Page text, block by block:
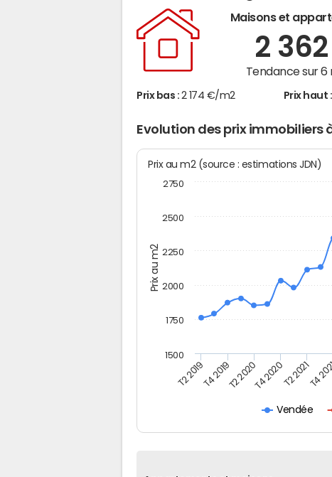
Maisons et
2 362
Tendance sur 6
Prix bas : 2 174 €/m2 Prix haut :
Evolution des prix
Prix au m2
Prix au m2 (source : estimations JDN)
Vendée
T2 2019T4 2019T2 2020T4 2020T2 2021T4
1500
1750
2000
2250
2500
2750